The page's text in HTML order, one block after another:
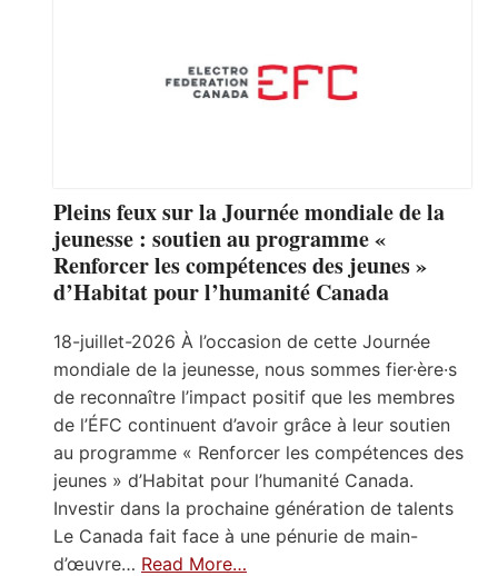
Pleins feux sur la Journée mondiale de la
jeunesse : soutien au programme «
Renforcer les compétences des jeunes »
d’Habitat pour l’humanité Canada
18-juillet-2026 À l’occasion de cette Journée
mondiale de la jeunesse, nous sommes fier·ère·s
de reconnaître l’impact positif que les membres
de l’ÉFC continuent d’avoir grâce à leur soutien
au programme « Renforcer les compétences des
jeunes » d’Habitat pour l’humanité Canada.
Investir dans la prochaine génération de talents
Le Canada fait face à une pénurie de main-
d’œuvre… Read More…